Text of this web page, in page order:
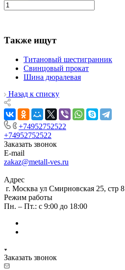
Также ищут
Титановый шестигранник
Свинцовый прокат
Шина дюралевая
Назад к списку
+74952752522
+74952752522
Заказать звонок
E-mail
zakaz@metall-ves.ru
Адрес
г. Москва ул Смирновская 25, стр 8
Режим работы
Пн. – Пт.: с 9:00 до 18:00
Заказать звонок